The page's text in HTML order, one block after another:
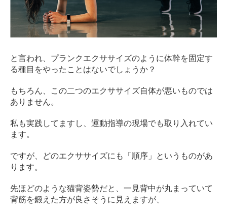
と言われ、プランクエクササイズのように体幹を固定す
る種目をやったことはないでしょうか？
もちろん、この二つのエクササイズ自体が悪いものでは
ありません。
私も実践してますし、運動指導の現場でも取り入れてい
ます。
ですが、どのエクササイズにも「順序」というものがあ
ります。
先ほどのような猫背姿勢だと、一見背中が丸まっていて
背筋を鍛えた方が良さそうに見えますが、